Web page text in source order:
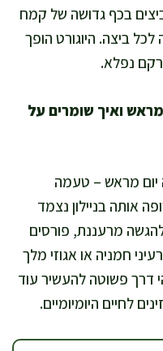
בכף גדושה של קמח
ביצה. היוגורט הופך
נפלא.
ואיך שומרים על
יום מראש – טעמה
אותה בניילון נצמד
מרעננת, פורסים
חמניה או אגוזי מלך
דרך פשוטה להעשיר עוד
לחיים היומיומיים.